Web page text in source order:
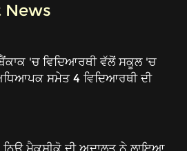
News
'ਚ ਵਿਦਿਆਰਥੀ ਵੱਲੋਂ ਸਕੂਲ 'ਚ
ਸਮੇਤ 4 ਵਿਦਿਆਰਥੀ ਦੀ